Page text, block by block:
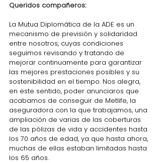
Queridos compañeros:
La Mutua Diplomática de la ADE es un
mecanismo de previsión y solidaridad
entre nosotros, cuyas condiciones
seguimos revisando y tratando de
mejorar continuamente para garantizar
las mejores prestaciones posibles y su
sostenibilidad en el tiempo. Nos alegra,
en este sentido, poder anunciaros que
acabamos de conseguir de Metlife, la
aseguradora con la que trabajamos, una
ampliación de varias de las coberturas
de las pólizas de vida y accidentes hasta
los 70 años de edad, ya que hasta ahora,
muchas de ellas estaban limitadas hasta
los 65 años.